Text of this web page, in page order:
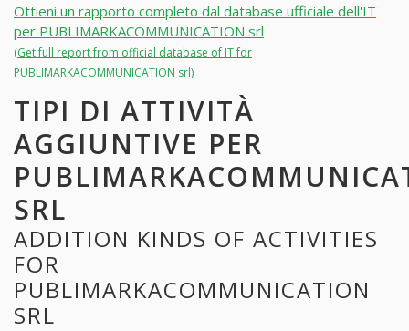
Ottieni un rapporto completo dal database ufficiale dell'IT
per PUBLIMARKACOMMUNICATION srl
(Get full report from official database of IT for
PUBLIMARKACOMMUNICATION srl)
TIPI DI ATTIVITÀ
AGGIUNTIVE PER
SRL
ADDITION KINDS OF ACTIVITIES
FOR
PUBLIMARKACOMMUNICATION
SRL